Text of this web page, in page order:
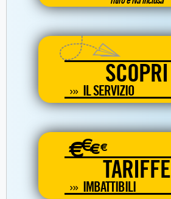
SCOPRI
IL SERVIZIO
€€€€
TARIFFE
IMBATTIBILI